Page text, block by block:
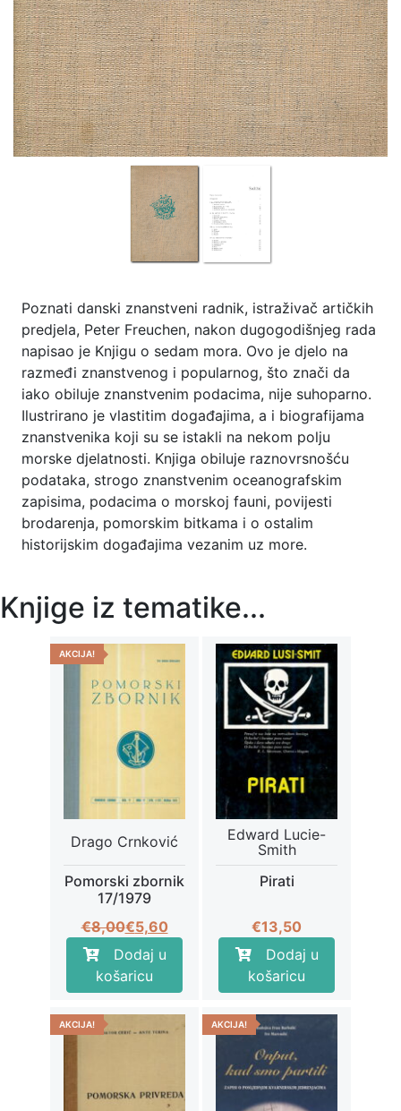
Poznati danski znanstveni radnik, istraživač artičkih
predjela, Peter Freuchen, nakon dugogodišnjeg rada
napisao je Knjigu o sedam mora. Ovo je djelo na
razmeđi znanstvenog i popularnog, što znači da
iako obiluje znanstvenim podacima, nije suhoparno.
Ilustrirano je vlastitim događajima, a i biografijama
znanstvenika koji su se istakli na nekom polju
morske djelatnosti. Knjiga obiluje raznovrsnošću
podataka, strogo znanstvenim oceanografskim
zapisima, podacima o morskoj fauni, povijesti
brodarenja, pomorskim bitkama i o ostalim
historijskim događajima vezanim uz more.
Knjige iz tematike...
AKCIJA!
Drago Crnković
Pomorski zbornik
17/1979
€8,00Izvorna
cijena
bila
je:
€8,00.
€5,60
Trenutna
cijena
je:
€5,60.
Dodaj u
košaricu
Edward Lucie-
Smith
Pirati
€13,50
Dodaj u
košaricu
AKCIJA! AKCIJA!